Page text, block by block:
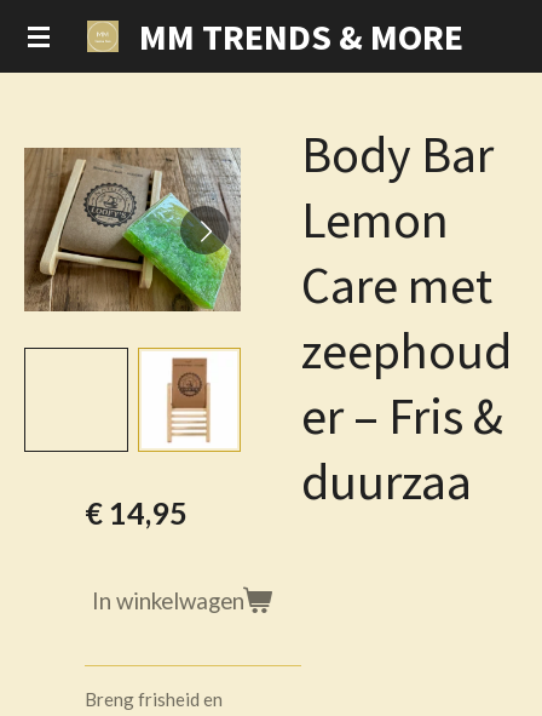
Ga
direct
MM TRENDS & MORE
Body Bar
Lemon
Care met
zeephoud
er – Fris &
duurzaa
€ 14,95
In winkelwagen
Breng frisheid en